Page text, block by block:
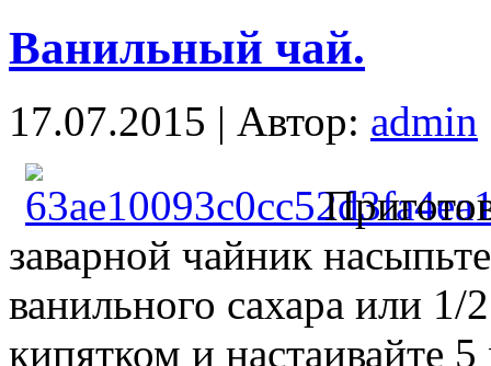
Ванильный чай.
17.07.2015 | Автор: admin
заварной чайник
ванильного сахара или 1/
кипятком и настаивайте